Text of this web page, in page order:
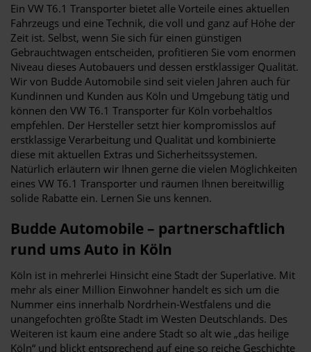
Ein VW T6.1 Transporter bietet alle Vorteile eines aktuellen
Fahrzeugs und eine Technik, die voll und ganz auf Höhe der
Zeit ist. Selbst, wenn Sie sich für einen günstigen
Gebrauchtwagen entscheiden, profitieren Sie vom enormen
Niveau dieses Autobauers und dessen erstklassiger Qualität.
Wir von Budde Automobile sind seit vielen Jahren auch für
Kundinnen und Kunden aus Köln und Umgebung tätig und
können den VW T6.1 Transporter für Köln vorbehaltlos
empfehlen. Der Hersteller setzt hier kompromisslos auf
erstklassige Verarbeitung und Qualität und kombinierte
diese mit aktuellen Extras und Sicherheitssystemen.
Natürlich erläutern wir Ihnen gerne die vielen Möglichkeiten
eines VW T6.1 Transporter und räumen Ihnen bereitwillig
solide Rabatte ein. Lernen Sie uns kennen.
Budde Automobile – partnerschaftlich
rund ums Auto in Köln
Köln ist in mehrerlei Hinsicht eine Stadt der Superlative. Mit
mehr als einer Million Einwohner handelt es sich um die
Nummer eins innerhalb Nordrhein-Westfalens und die
unangefochten größte Stadt im Westen Deutschlands. Des
Weiteren ist kaum eine andere Stadt so alt wie „das heilige
Köln“ und blickt entsprechend auf eine so reiche Geschichte